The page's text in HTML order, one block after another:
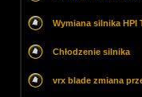
Wymiana silnika HPI
Chłodzenie silnika
vrx blade zmiana